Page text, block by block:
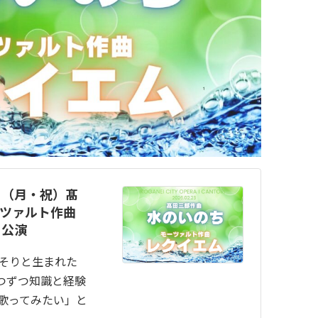
月・祝）髙
ァルト作曲
演
りと生まれた
ずつ知識と経験
ってみたい」と